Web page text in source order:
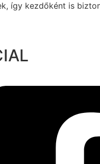
így kezdőként is